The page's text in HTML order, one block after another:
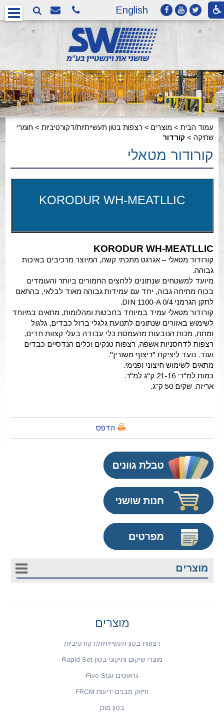
English
עמוד הבית > מוצרים > רצפות בטון תעשייתיות/דקורטיביות > חומרי
שחיקה > קורדור
קורודור מטאלי
KORODUR WH-MEATLLIC
KORODUR WH-MEATLLIC
קורודור מטאלי – אגרגט מתכתי קשה, המיוצר מרכיבים באיכות
גבוהה.
מיועד למשטחים שנתונים ללחצים החמורים ביותר והעומדים
בכוח מתיחה גבוה, יחד עם עמידות גבוהה מאוד לבלאי, בהתאם
לתקן הגרמני DIN 1100-A 0/4.
קורודור מטאלי עמיד במיוחד בחבטות ומהלומות, מתאים במיוחד
לשימוש באזורים שנתונים לתנועת גלגלי ברזל כבדים, גלגול
ומתח, מכות הנובעות מהעמסת כלי עבודה בעלי קצוות חדים,
רצפות לדחסניות אשפה, רצפות טנקים וכלים הנדסיים כבדים
ועוד. נועד ליציקת "ריצוף משורין".
מתאים לשימוש חיצוני ופנימי.
כמות למ"ר: 21-16 ק"ג למ"ר.
אריזה: שקים 50 ק"ג.
הדפס
מוצרים
מוצרים
רצפות בטון תעשייתיות/דקורטיביות
מוצרי שיקום ותיקוני בטון-Rapid Set
גראוטים-Five Star
חיזוק מבנים יריעות FRCM
בטון מוכן